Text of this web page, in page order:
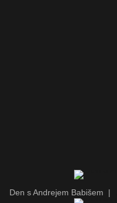
Den s Andrejem Babišem |